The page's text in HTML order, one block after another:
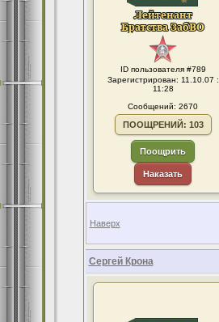
ID пользователя #789
Зарегистрирован: 11.10.07 :
11:28
Сообщений: 2670
ПООЩРЕНИЙ: 103
Поощрить
Наказать
Наверх
Сергей Крона